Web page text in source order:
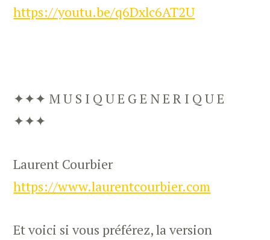
https://youtu.be/q6Dxlc6AT2U
✦✦✦ M U S I Q U E G E N E R I Q U E
✦✦✦
Laurent Courbier
https://www.laurentcourbier.com
Et voici si vous préférez, la version